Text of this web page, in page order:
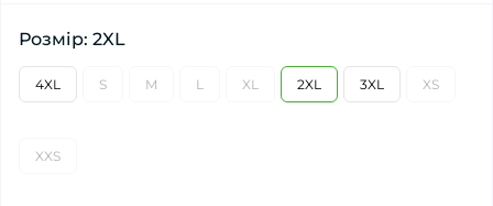
Розмір: 2XL
4XL S M L XL 2XL 3XL XS
XXS